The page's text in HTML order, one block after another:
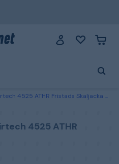
ATHR Fristads Skaljacka varsel, gul/marinblå XXL
4525 ATHR